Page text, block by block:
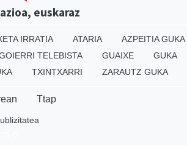
euskaraz
IRRATIA ATARIA AZPEITIA GUKA
TELEBISTA GUAIXE GUKA
TXINTXARRI ZARAUTZ GUKA
Ttap